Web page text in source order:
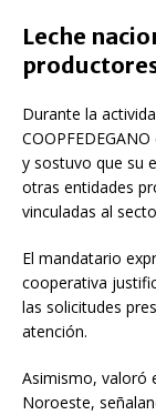
Leche
Durante la
y sostuvo que su
otras entidades
vinculadas al
El mandatario
cooperativa
las solicitudes
atención.
Asimismo, valoró
Noroeste,